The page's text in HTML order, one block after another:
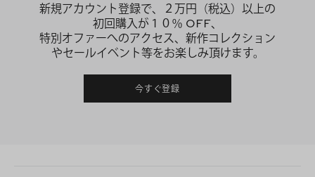
新規アカウント登録で、２万円（税込）以上の
初回購入が１０％ OFF、
特別オファーへのアクセス、新作コレクション
やセールイベント等をお楽しみ頂けます。
今すぐ登録